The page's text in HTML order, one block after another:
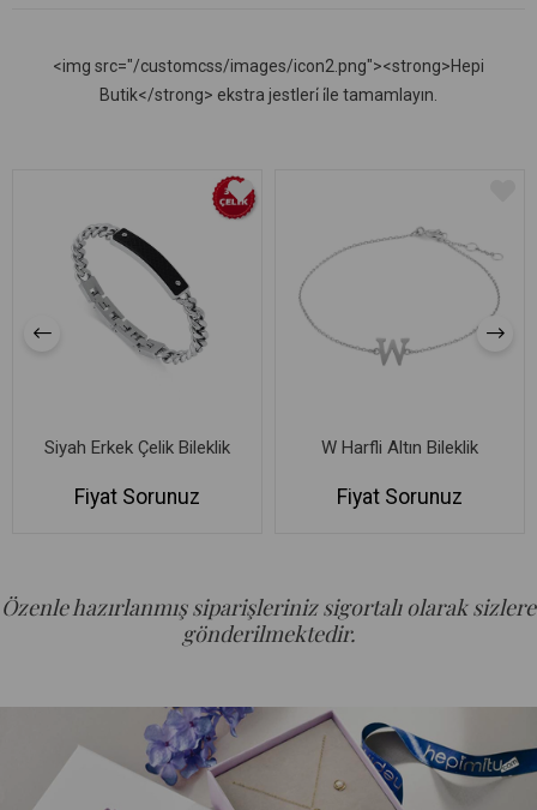
<img src="/customcss/images/icon2.png"><strong>Hepi
Butik</strong> ekstra jestleri̇ i̇le tamamlayın.
Siyah Erkek Çelik Bileklik
Fiyat Sorunuz
W Harfli Altın Bileklik
Fiyat Sorunuz
Özenle hazırlanmış siparişleriniz sigortalı olarak sizlere
gönderilmektedir.